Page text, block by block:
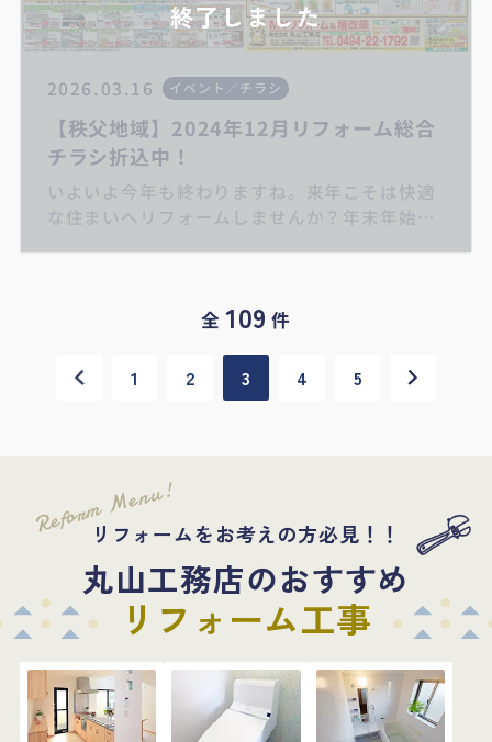
2026.03.16 イベント／チラシ
【秩父地域】2024年12月リフォーム総合
チラシ折込中！
いよいよ今年も終わりますね。来年こそは快適
な住まいへリフォームしませんか？年末年始に
リフォーム/お風呂リフォーム/トイレリフォー
壁リフォーム/住宅省エネ2024キャンペーン/子
育てエコホーム支援事業/先進的窓リノベ2024
終了しました
全 109 件
1 2 3 4 5
Reform Menu!
リフォームをお考えの方必見！！
丸山工務店のおすすめ
リフォーム工事